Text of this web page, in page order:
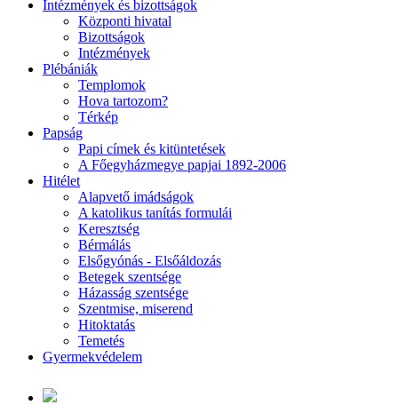
Intézmények és bizottságok
Központi hivatal
Bizottságok
Intézmények
Plébániák
Templomok
Hova tartozom?
Térkép
Papság
Papi címek és kitüntetések
A Főegyházmegye papjai 1892-2006
Hitélet
Alapvető imádságok
A katolikus tanítás formulái
Keresztség
Bérmálás
Elsőgyónás - Elsőáldozás
Betegek szentsége
Házasság szentsége
Szentmise, miserend
Hitoktatás
Temetés
Gyermekvédelem